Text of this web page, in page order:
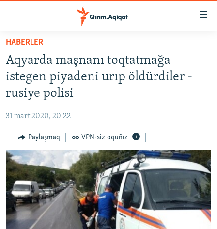
Esas
qaytmaq
Baş
navigatsiyağa
qaytmaq
Qıdıruvğa
HABERLER
SİYASET
İQTİSADİYAT
MEDENİYET
İNSAN AQLARI
VİDEO
SÜRET
BLOGLAR
FİKİR
HABERLER
Aqyarda maşnanı toqtatmağa
istegen piyadeni urıp öldürdiler -
rusiye polisi
31 mart 2020, 20:22
Paylaşmaq VPN-siz oquñız